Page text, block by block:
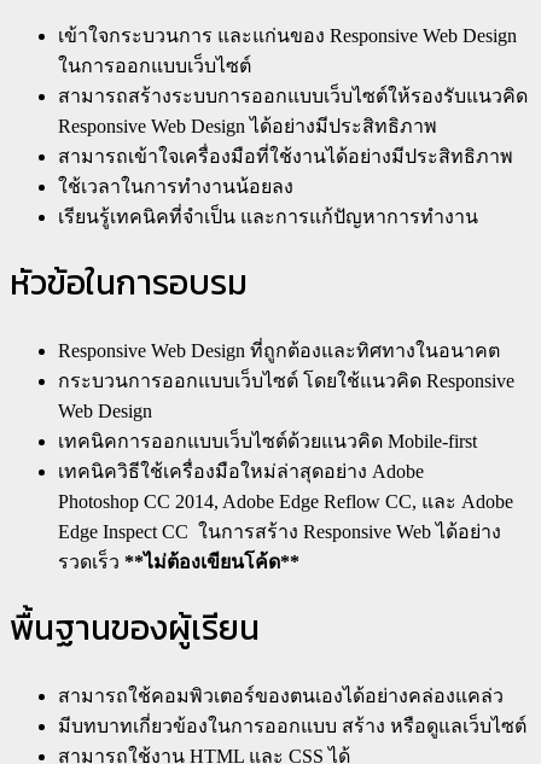
เข้าใจกระบวนการ และแก่นของ Responsive Web Design
ในการออกแบบเว็บไซต์
สามารถสร้างระบบการออกแบบเว็บไซต์ให้รองรับแนวคิด
Responsive Web Design ได้อย่างมีประสิทธิภาพ
สามารถเข้าใจเครื่องมือที่ใช้งานได้อย่างมีประสิทธิภาพ
ใช้เวลาในการทำงานน้อยลง
เรียนรู้เทคนิคที่จำเป็น และการแก้ปัญหาการทำงาน
หัวข้อในการอบรม
Responsive Web Design ที่ถูกต้องและทิศทางในอนาคต
กระบวนการออกแบบเว็บไซต์ โดยใช้แนวคิด Responsive
Web Design
เทคนิคการออกแบบเว็บไซต์ด้วยแนวคิด Mobile-first
เทคนิควิธีใช้เครื่องมือใหม่ล่าสุดอย่าง Adobe
Photoshop CC 2014, Adobe Edge Reflow CC, และ Adobe
Edge Inspect CC ในการสร้าง Responsive Web ได้อย่าง
รวดเร็ว **ไม่ต้องเขียนโค้ด**
พื้นฐานของผู้เรียน
สามารถใช้คอมพิวเตอร์ของตนเองได้อย่างคล่องแคล่ว
มีบทบาทเกี่ยวข้องในการออกแบบ สร้าง หรือดูแลเว็บไซต์
สามารถใช้งาน HTML และ CSS ได้